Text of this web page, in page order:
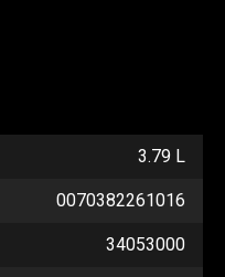
3.79 L
0070382261016
34053000